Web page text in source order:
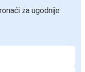
za ugodnije